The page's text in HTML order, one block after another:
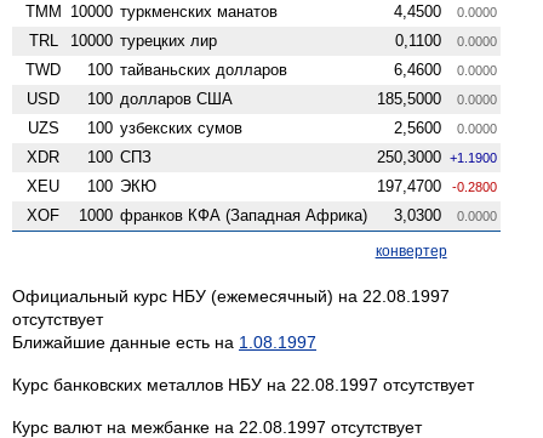
TMM 10000 туркменских манатов 4,4500 0.0000
TRL 10000 турецких лир 0,1100 0.0000
TWD 100 тайваньских долларов 6,4600 0.0000
USD 100 долларов США 185,5000 0.0000
UZS 100 узбекских сумов 2,5600 0.0000
XDR 100 СПЗ 250,3000 +1.1900
XEU 100 ЭКЮ 197,4700 -0.2800
XOF 1000 франков КФА (Западная Африка) 3,0300 0.0000
конвертер
Официальный курс НБУ (ежемесячный) на 22.08.1997
отсутствует
Ближайшие данные есть на 1.08.1997
Курс банковских металлов НБУ на 22.08.1997 отсутствует
Курс валют на межбанке на 22.08.1997 отсутствует